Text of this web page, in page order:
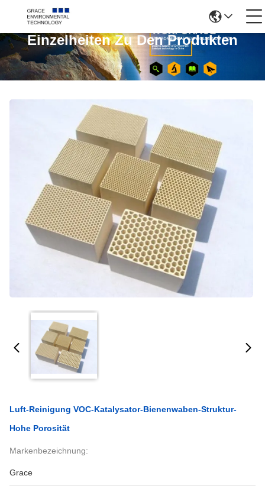
Einzelheiten Zu Den Produkten
Luft-Reinigung VOC-Katalysator-Bienenwaben-Struktur-
Hohe Porosität
Markenbezeichnung:
Grace